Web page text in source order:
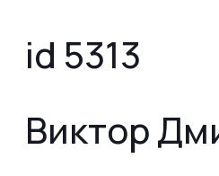
id 5313
Виктор